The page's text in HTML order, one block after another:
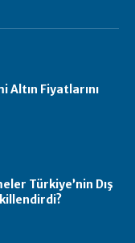
Altın Fiyatlarını
Türkiye’nin Dış